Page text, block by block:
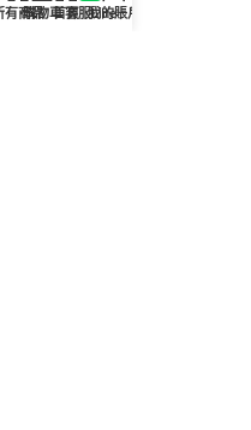
有商品購物車首頁客服Line
我的賬戶